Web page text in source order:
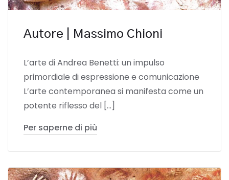
Autore | Massimo Chioni
L’arte di Andrea Benetti: un impulso
primordiale di espressione e comunicazione
L’arte contemporanea si manifesta come un
potente riflesso del […]
Per saperne di più